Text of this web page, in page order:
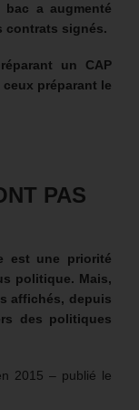
a augmenté
contrats signés.
un CAP
préparant le
PAS
est une priorité
politique. Mais,
affichés, depuis
des politiques
2015 – publié le